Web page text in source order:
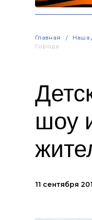
Главная Наша
Города
шоу
11 сентября